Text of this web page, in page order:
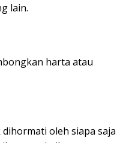
lain.
harta atau
oleh siapa saja